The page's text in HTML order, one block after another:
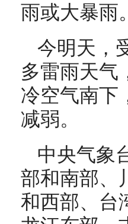
雨或大暴雨。
今明天，
多雷雨天气
冷空气南下
减弱。
中央气象
部和南部、
和西部、台